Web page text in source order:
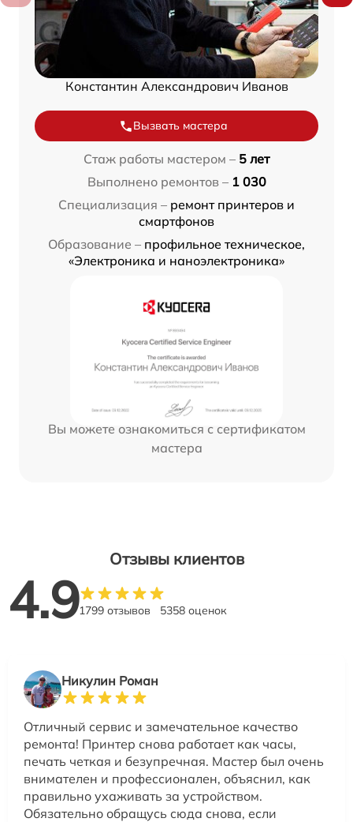
Константин Александрович Иванов
Вызвать мастера
Стаж работы мастером – 5 лет
Выполнено ремонтов – 1 030
Специализация – ремонт принтеров и
смартфонов
Образование – профильное техническое,
«Электроника и наноэлектроника»
Вы можете ознакомиться с сертификатом
мастера
Отзывы клиентов
4.91799 отзывов 5358 оценок
Никулин Роман
Отличный сервис и замечательное качество
ремонта! Принтер снова работает как часы,
печать четкая и безупречная. Мастер был очень
внимателен и профессионален, объяснил, как
правильно ухаживать за устройством.
Обязательно обращусь сюда снова, если